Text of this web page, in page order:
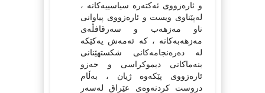
و ئارەزووی ئەکتەرە سیاسییەکانە ،
لەپێناوی ویست و ئارەزووی پیاوانی
ناو مەزهەب و سەرقافڵەی
مەزهەبەکانە ، کە ئەمەش یەکێکە
لە دەرەنجامەکانی شکستهێنانی
بنەماکانی دیموکراسی و حەزو
ئارەزووی پێکەوە ژیان ، بەڵام
دروست کردنەوەی عێراق لەسەر